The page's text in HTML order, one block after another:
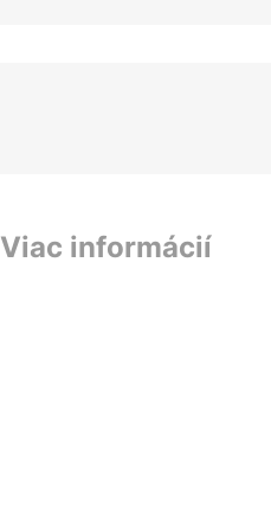
Viac informácií